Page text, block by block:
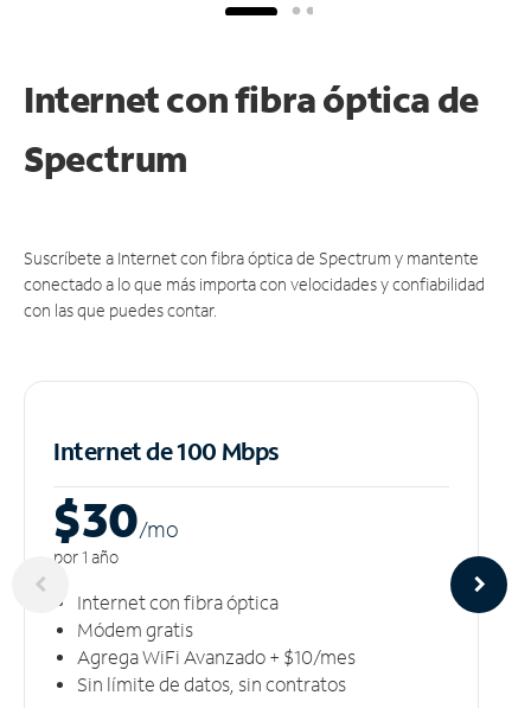
Internet con fibra óptica de
Spectrum
Suscríbete a Internet con fibra óptica de Spectrum y mantente
conectado a lo que más importa con velocidades y confiabilidad
con las que puedes contar.
Internet de 100 Mbps
$30/mo
por 1 año
Internet con fibra óptica
Módem gratis
Agrega WiFi Avanzado + $10/mes
Sin límite de datos, sin contratos